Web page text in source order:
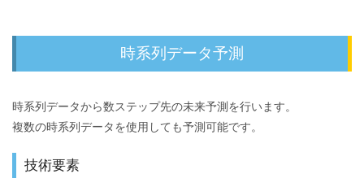
時系列データ予測
時系列データから数ステップ先の未来予測を行います。
複数の時系列データを使用しても予測可能です。
技術要素